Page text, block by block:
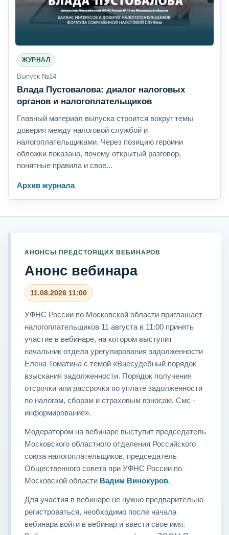
ЖУРНАЛ
Выпуск №14
Влада Пустовалова: диалог налоговых
органов и налогоплательщиков
Главный материал выпуска строится вокруг темы
доверия между налоговой службой и
налогоплательщиками. Через позицию героини
обложки показано, почему открытый разговор,
понятные правила и свое...
Архив журнала
АНОНСЫ ПРЕДСТОЯЩИХ ВЕБИНАРОВ
Анонс вебинара
11.08.2026 11:00
УФНС России по Московской области приглашает
налогоплательщиков 11 августа в 11:00 принять
участие в вебинаре, на котором выступит
начальник отдела урегулирования задолженности
Елена Томатина с темой «Внесудебный порядок
взыскания задолженности. Порядок получения
отсрочки или рассрочки по уплате задолженности
по налогам, сборам и страховым взносам. Смс -
информирование».
Модератором на вебинаре выступит председатель
Московского областного отделения Российского
союза налогоплательщиков, председатель
Общественного совета при УФНС России по
Московской области Вадим Винокуров.
Для участия в вебинаре не нужно предварительно
регистроваться, необходимо после начала
вебинара войти в вебинар и ввести свое имя.